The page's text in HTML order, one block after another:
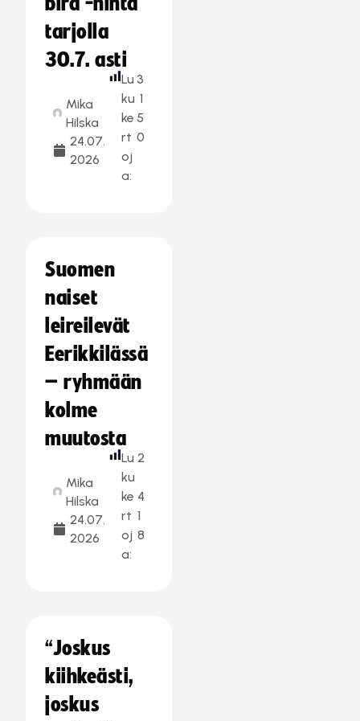
tarjolla
30.7. asti
Mika
Hilska
24.07.
2026
Lu
ku
ke
rt
oj
a:
3
1
5
0
Suomen
naiset
leireilevät
Eerikkilässä
– ryhmään
kolme
muutosta
Mika
Hilska
24.07.
2026
Lu
ku
ke
rt
oj
a:
2
4
1
8
“Joskus
kiihkeästi,
joskus